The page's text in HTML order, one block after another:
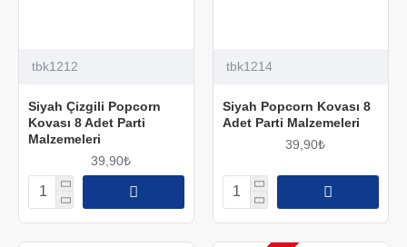
tbk1212
Siyah Çizgili Popcorn
Kovası 8 Adet Parti
Malzemeleri
39,90₺
tbk1214
Siyah Popcorn Kovası 8
Adet Parti Malzemeleri
39,90₺